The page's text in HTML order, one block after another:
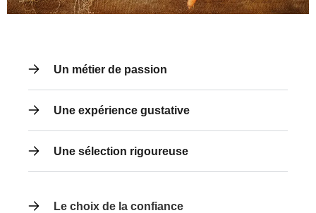
Un métier de passion
Une expérience gustative
Une sélection rigoureuse
Le choix de la confiance